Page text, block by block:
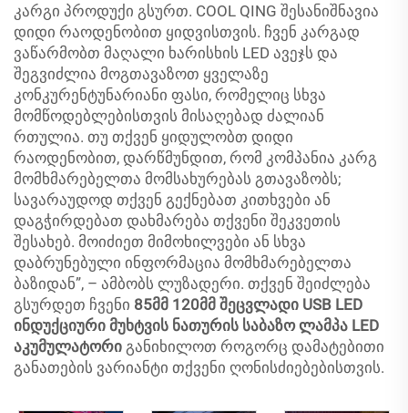
კარგი პროდუქი გსურთ. COOL QING შესანიშნავია
დიდი რაოდენობით ყიდვისთვის. ჩვენ კარგად
ვაწარმობთ მაღალი ხარისხის LED ავეჯს და
შეგვიძლია მოგთავაზოთ ყველაზე
კონკურენტუნარიანი ფასი, რომელიც სხვა
მომწოდებლებისთვის მისაღებად ძალიან
რთულია. თუ თქვენ ყიდულობთ დიდი
რაოდენობით, დარწმუნდით, რომ კომპანია კარგ
მომხმარებელთა მომსახურებას გთავაზობს;
სავარაუდოდ თქვენ გექნებათ კითხვები ან
დაგჭირდებათ დახმარება თქვენი შეკვეთის
შესახებ. მოიძიეთ მიმოხილვები ან სხვა
დაბრუნებული ინფორმაცია მომხმარებელთა
ბაზიდან”, – ამბობს ლუზადერი. თქვენ შეიძლება
გსურდეთ ჩვენი 85მმ 120მმ შეცვლადი USB LED
ინდუქციური მუხტვის ნათურის საბაზო ლამპა LED
აკუმულატორი განიხილოთ როგორც დამატებითი
განათების ვარიანტი თქვენი ღონისძიებებისთვის.